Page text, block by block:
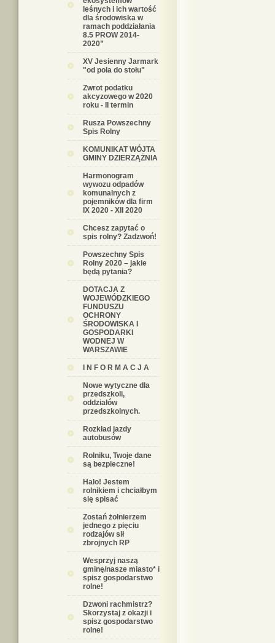
leśnych i ich wartość
dla środowiska w
ramach poddziałania
8.5 PROW 2014-
2020”
XV Jesienny Jarmark
"od pola do stołu"
Zwrot podatku
akcyzowego w 2020
roku - II termin
Rusza Powszechny
Spis Rolny
KOMUNIKAT WÓJTA
GMINY DZIERZĄŻNIA
Harmonogram
wywozu odpadów
komunalnych z
pojemników dla firm
IX 2020 - XII 2020
Chcesz zapytać o
spis rolny? Zadzwoń!
Powszechny Spis
Rolny 2020 – jakie
będą pytania?
DOTACJA Z
WOJEWÓDZKIEGO
FUNDUSZU
OCHRONY
ŚRODOWISKA I
GOSPODARKI
WODNEJ W
WARSZAWIE
I N F O R M A C J A
Nowe wytyczne dla
przedszkoli,
oddziałów
przedszkolnych.
Rozkład jazdy
autobusów
Rolniku, Twoje dane
są bezpieczne!
Halo! Jestem
rolnikiem i chciałbym
się spisać
Zostań żołnierzem
jednego z pięciu
rodzajów sił
zbrojnych RP
Wesprzyj naszą
gminę/nasze miasto* i
spisz gospodarstwo
rolne!
Dzwoni rachmistrz?
Skorzystaj z okazji i
spisz gospodarstwo
rolne!